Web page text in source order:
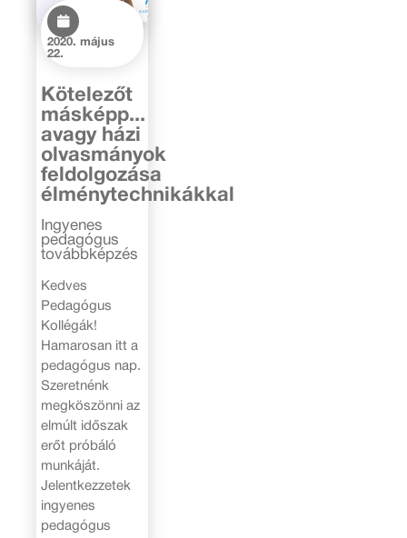
2020. május
22.
Kötelezőt
másképp...
avagy házi
olvasmányok
feldolgozása
élménytechnikákkal
Ingyenes
pedagógus
továbbképzés
Kedves
Pedagógus
Kollégák!
Hamarosan itt a
pedagógus nap.
Szeretnénk
megköszönni az
elmúlt időszak
erőt próbáló
munkáját.
Jelentkezzetek
ingyenes
pedagógus